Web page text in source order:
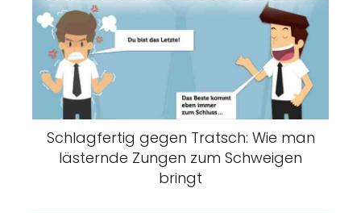
Schlagfertig gegen Tratsch: Wie man
lästernde Zungen zum Schweigen
bringt